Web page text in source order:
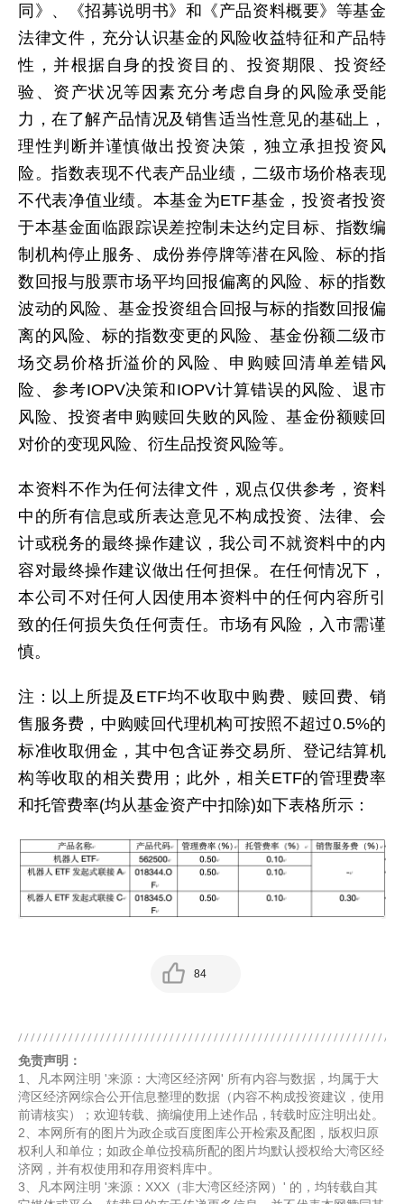
同》、《招募说明书》和《产品资料概要》等基金
法律文件，充分认识基金的风险收益特征和产品特
性，并根据自身的投资目的、投资期限、投资经
验、资产状况等因素充分考虑自身的风险承受能
力，在了解产品情况及销售适当性意见的基础上，
理性判断并谨慎做出投资决策，独立承担投资风
险。指数表现不代表产品业绩，二级市场价格表现
不代表净值业绩。本基金为ETF基金，投资者投资
于本基金面临跟踪误差控制未达约定目标、指数编
制机构停止服务、成份券停牌等潜在风险、标的指
数回报与股票市场平均回报偏离的风险、标的指数
波动的风险、基金投资组合回报与标的指数回报偏
离的风险、标的指数变更的风险、基金份额二级市
场交易价格折溢价的风险、申购赎回清单差错风
险、参考IOPV决策和IOPV计算错误的风险、退市
风险、投资者申购赎回失败的风险、基金份额赎回
对价的变现风险、衍生品投资风险等。
本资料不作为任何法律文件，观点仅供参考，资料
中的所有信息或所表达意见不构成投资、法律、会
计或税务的最终操作建议，我公司不就资料中的内
容对最终操作建议做出任何担保。在任何情况下，
本公司不对任何人因使用本资料中的任何内容所引
致的任何损失负任何责任。市场有风险，入市需谨
慎。
注：以上所提及ETF均不收取中购费、赎回费、销
售服务费，中购赎回代理机构可按照不超过0.5%的
标准收取佣金，其中包含证券交易所、登记结算机
构等收取的相关费用；此外，相关ETF的管理费率
和托管费率(均从基金资产中扣除)如下表格所示：
84
免责声明：
1、凡本网注明 '来源：大湾区经济网' 所有内容与数据，均属于大
湾区经济网综合公开信息整理的数据（内容不构成投资建议，使用
前请核实）；欢迎转载、摘编使用上述作品，转载时应注明出处。
2、本网所有的图片为政企或百度图库公开检索及配图，版权归原
权利人和单位；如政企单位投稿所配的图片均默认授权给大湾区经
济网，并有权使用和存用资料库中。
3、凡本网注明 '来源：XXX（非大湾区经济网）' 的，均转载自其